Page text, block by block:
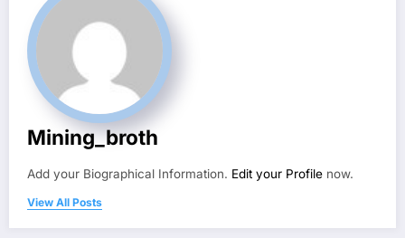
Mining_broth
Add your Biographical Information. Edit your Profile now.
View All Posts